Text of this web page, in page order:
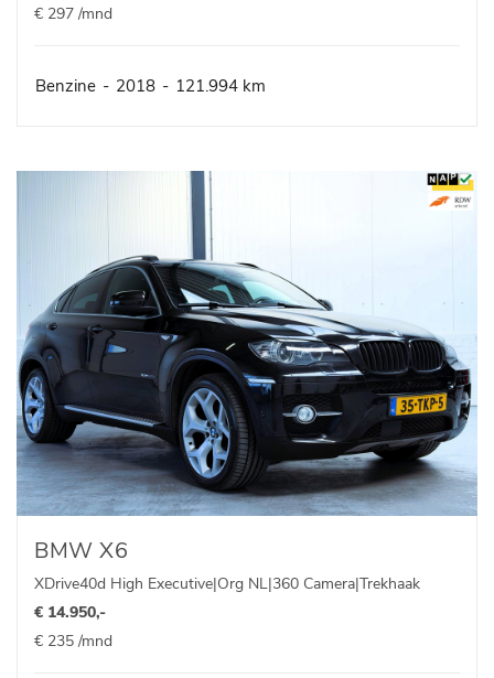
€ 297 /mnd
Benzine - 2018 - 121.994 km
BMW X6
XDrive40d High Executive|Org NL|360 Camera|Trekhaak
€ 14.950,-
€ 235 /mnd